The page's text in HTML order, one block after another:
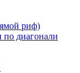
риф)
диагонали